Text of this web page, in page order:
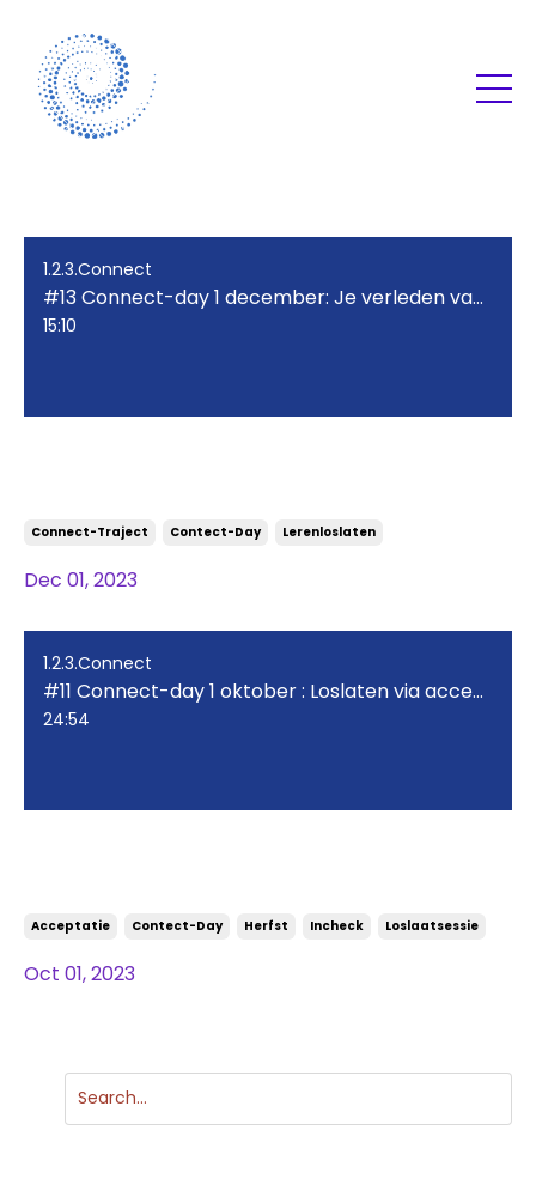
1.2.3.Connect
#13 Connect-day 1 december: Je verleden vasthouden
15:10
Connect-Traject Contect-Day Lerenloslaten
Dec 01, 2023
1.2.3.Connect
#11 Connect-day 1 oktober : Loslaten via acceptatie
24:54
Acceptatie Contect-Day Herfst Incheck Loslaatsessie
Oct 01, 2023